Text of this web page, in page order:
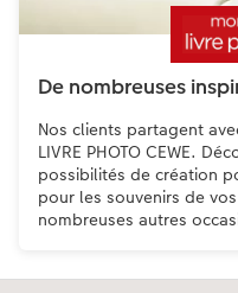
De nombreuses
Nos clients partagent
LIVRE PHOTO CEWE.
possibilités de création
pour les souvenirs de
nombreuses autres